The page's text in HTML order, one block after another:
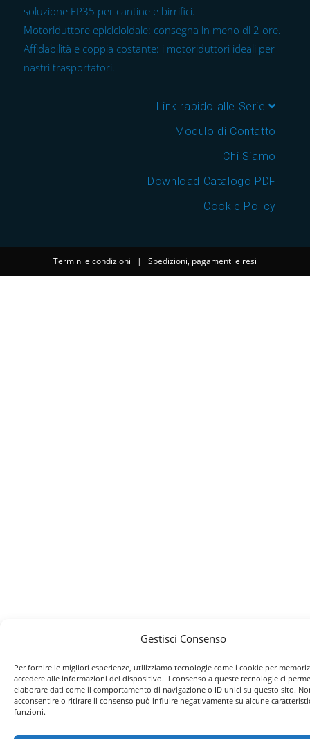
Gestisci Consenso
Per fornire le migliori esperienze, utilizziamo tecnologie come i cookie per
accedere alle informazioni del dispositivo. Il consenso a queste tecnologie ci
elaborare dati come il comportamento di navigazione o ID unici su questo sito.
acconsentire o ritirare il consenso può influire negativamente su alcune
funzioni.
soluzione EP35 per cantine e birrifici.
Motoriduttore epicicloidale: consegna in meno di 2 ore.
Affidabilità e coppia costante: i motoriduttori ideali per
nastri trasportatori.
Link rapido alle Serie
Modulo di Contatto
Chi Siamo
Download Catalogo PDF
Cookie Policy
Termini e condizioni | Spedizioni, pagamenti e resi